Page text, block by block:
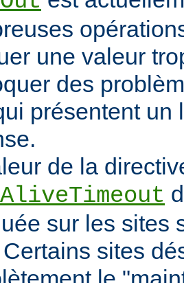
une valeur
des
présentent un
de la
sur les sites
sites